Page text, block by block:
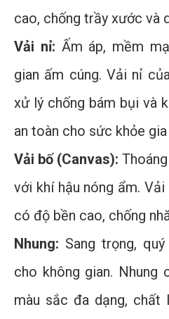
cao, chống trầy xước và
Vải nỉ: Ấm áp, mềm
gian ấm cúng. Vải nỉ
xử lý chống bám bụi và
an toàn cho sức khỏe
Vải bố (Canvas):
với khí hậu nóng ẩm.
có độ bền cao, chống
Nhung: Sang trọng,
cho không gian. Nhung
màu sắc đa dạng,